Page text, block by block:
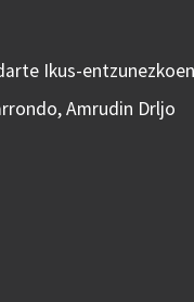
Ikus-
Amrudin Drljo